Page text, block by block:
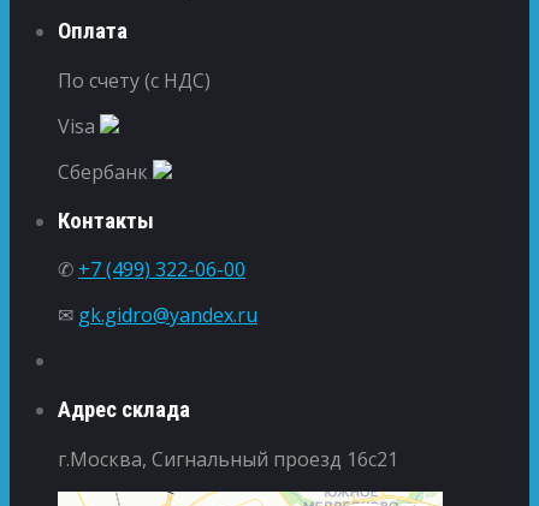
Оплата
По счету (с НДС)
Visa
Сбербанк
Контакты
✆ +7 (499) 322-06-00
✉ gk.gidro@yandex.ru
Адрес склада
г.Москва, Сигнальный проезд 16с21